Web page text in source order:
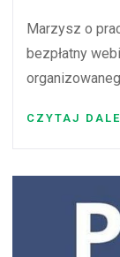
Marzysz o
bezpłatny
CZYTAJ